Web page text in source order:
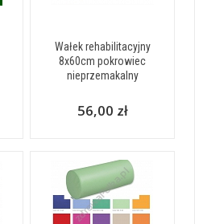
Wałek rehabilitacyjny
8x60cm pokrowiec
nieprzemakalny
56,00 zł